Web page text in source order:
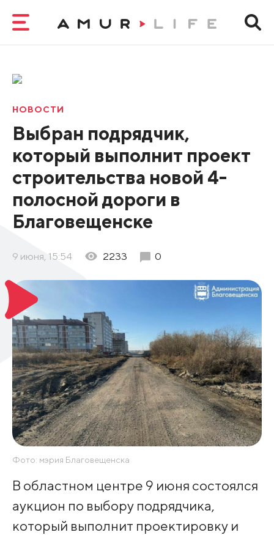
НОВОСТИ
Выбран подрядчик,
который выполнит проект
строительства новой 4-
полосной дороги в
Благовещенске
9 июня, 15:54 2233 0
Фото: мэрия Благовещенска
В областном центре 9 июня состоялся
аукцион по выбору подрядчика,
который выполнит проектировку и